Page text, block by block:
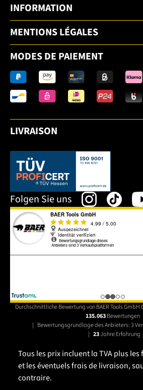
INFORMATION
MENTIONS LÉGALES
MODES DE PAIEMENT
LIVRAISON
Dieser Link öffnet sich in einem neuen
Folgen Sie uns
Durchschnittliche Bewertung von BAER Tools GmbH
135.063Bewertungen
| Bewertungsgrundlage des Anbieters: 3
| 23Jahre Erfahrung
Tous les prix incluent la TVA plus les
et les éventuels frais de livraison,
contraire.